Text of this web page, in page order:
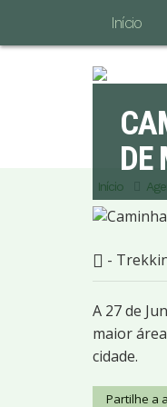
Início
Início
DE
-
A 27 de
maior
cidade.
Partilhe a